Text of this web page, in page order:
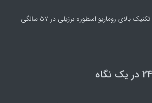
تکنیک بالای روماریو اسطوره برزیلی در ۵۷ سالگی